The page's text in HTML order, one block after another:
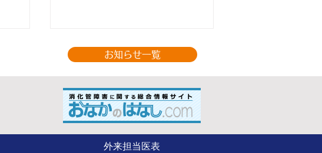
整形外科（手の外科専
お知らせ一覧
外来担当医表